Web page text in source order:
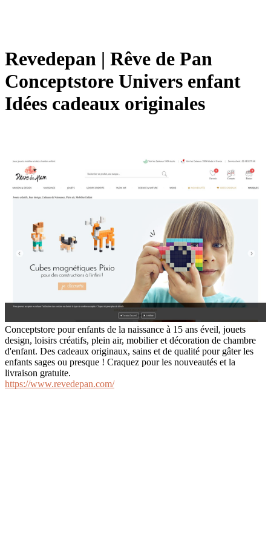
Revedepan | Rêve de Pan
Conceptstore Univers enfant
Idées cadeaux originales
Conceptstore pour enfants de la naissance à 15 ans éveil, jouets
design, loisirs créatifs, plein air, mobilier et décoration de chambre
d'enfant. Des cadeaux originaux, sains et de qualité pour gâter les
enfants sages ou presque ! Craquez pour les nouveautés et la
livraison gratuite.
https://www.revedepan.com/